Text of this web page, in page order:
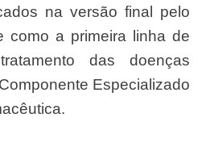
na versão final pelo
como a primeira linha de
das doenças
Especializado